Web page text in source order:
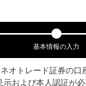
基本情報の入力
オトレード証券の口
および本人認証が